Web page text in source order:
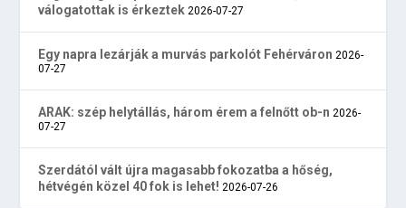
válogatottak is érkeztek 2026-07-27
Egy napra lezárják a murvás parkolót Fehérváron 2026-
07-27
ARAK: szép helytállás, három érem a felnőtt ob-n 2026-
07-27
Szerdától vált újra magasabb fokozatba a hőség,
hétvégén közel 40 fok is lehet! 2026-07-26